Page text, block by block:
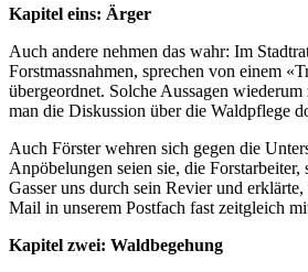
Kapitel eins: Ärger
Auch andere nehmen das wahr: Im
Forstmassnahmen, sprechen von einem
übergeordnet. Solche Aussagen
man die Diskussion über die Waldpflege
Auch Förster wehren sich gegen die
Anpöbelungen seien sie, die
Gasser uns durch sein Revier und
Mail in unserem Postfach fast zeitgleich
Kapitel zwei: Waldbegehung